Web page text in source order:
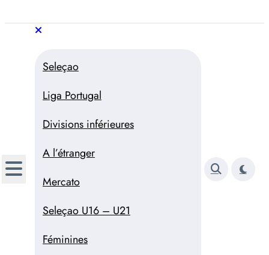
au
Trivela
L'actualité du football portugais
Seleçao
Liga Portugal
Divisions inférieures
A l’étranger
Mercato
Seleçao U16 – U21
Féminines